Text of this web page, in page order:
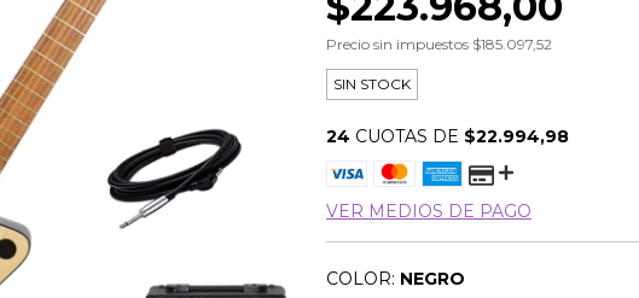
Precio sin impuestos $185.097,52
SIN STOCK
24 CUOTAS DE $22.994,98
VER MEDIOS DE PAGO
COLOR: NEGRO